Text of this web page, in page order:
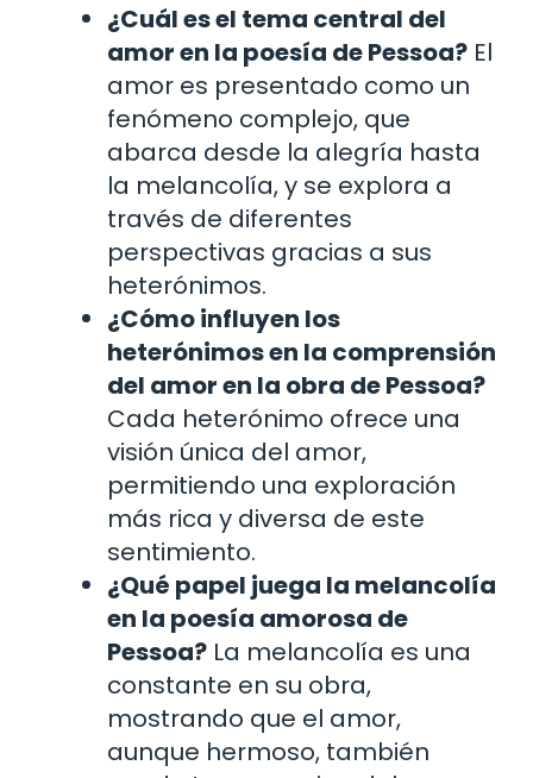
¿Cuál es el tema central del
amor en la poesía de Pessoa? El
amor es presentado como un
fenómeno complejo, que
abarca desde la alegría hasta
la melancolía, y se explora a
través de diferentes
perspectivas gracias a sus
heterónimos.
¿Cómo influyen los
heterónimos en la comprensión
del amor en la obra de Pessoa?
Cada heterónimo ofrece una
visión única del amor,
permitiendo una exploración
más rica y diversa de este
sentimiento.
¿Qué papel juega la melancolía
en la poesía amorosa de
Pessoa? La melancolía es una
constante en su obra,
mostrando que el amor,
aunque hermoso, también